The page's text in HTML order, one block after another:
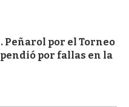
Peñarol por el Torneo
por fallas en la